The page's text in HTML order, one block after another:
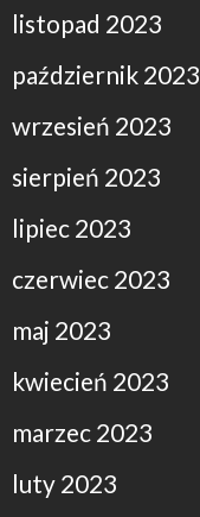
listopad 2023
październik 2023
wrzesień 2023
sierpień 2023
lipiec 2023
czerwiec 2023
maj 2023
kwiecień 2023
marzec 2023
luty 2023